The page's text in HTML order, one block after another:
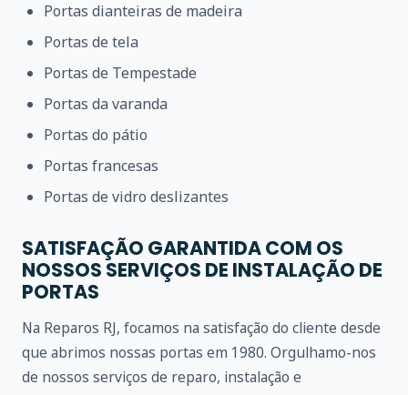
Portas dianteiras de madeira
Portas de tela
Portas de Tempestade
Portas da varanda
Portas do pátio
Portas francesas
Portas de vidro deslizantes
SATISFAÇÃO GARANTIDA COM OS
NOSSOS SERVIÇOS DE INSTALAÇÃO DE
PORTAS
Na Reparos RJ, focamos na satisfação do cliente desde
que abrimos nossas portas em 1980. Orgulhamo-nos
de nossos serviços de reparo, instalação e